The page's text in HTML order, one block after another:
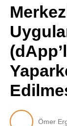
Ömer